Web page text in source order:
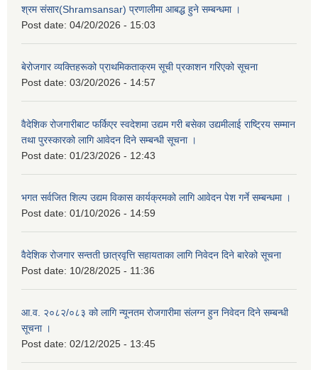
श्रम संसार(Shramsansar) प्रणालीमा आबद्ध हुने सम्बन्धमा ।
Post date: 04/20/2026 - 15:03
बेरोजगार व्यक्तिहरूको प्राथमिकताक्रम सूची प्रकाशन गरिएको सूचना
Post date: 03/20/2026 - 14:57
वैदेशिक रोजगारीबाट फर्किएर स्वदेशमा उद्यम गरी बसेका उद्यमीलाई राष्ट्रिय सम्मान
तथा पुरस्कारको लागि आवेदन दिने सम्बन्धी सूचना ।
Post date: 01/23/2026 - 12:43
भगत सर्वजित शिल्प उद्यम विकास कार्यक्रमको लागि आवेदन पेश गर्ने सम्बन्धमा ।
Post date: 01/10/2026 - 14:59
वैदेशिक रोजगार सन्तती छात्रवृत्ति सहायताका लागि निवेदन दिने बारेको सूचना
Post date: 10/28/2025 - 11:36
आ.व. २०८२/०८३ को लागि न्यूनतम रोजगारीमा संलग्न हुन निवेदन दिने सम्बन्धी
सूचना ।
Post date: 02/12/2025 - 13:45